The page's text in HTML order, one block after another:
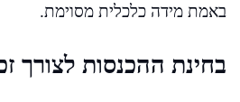
באמת מידה כלכלית מסוימת.
בחינת ההכנסות לצורך